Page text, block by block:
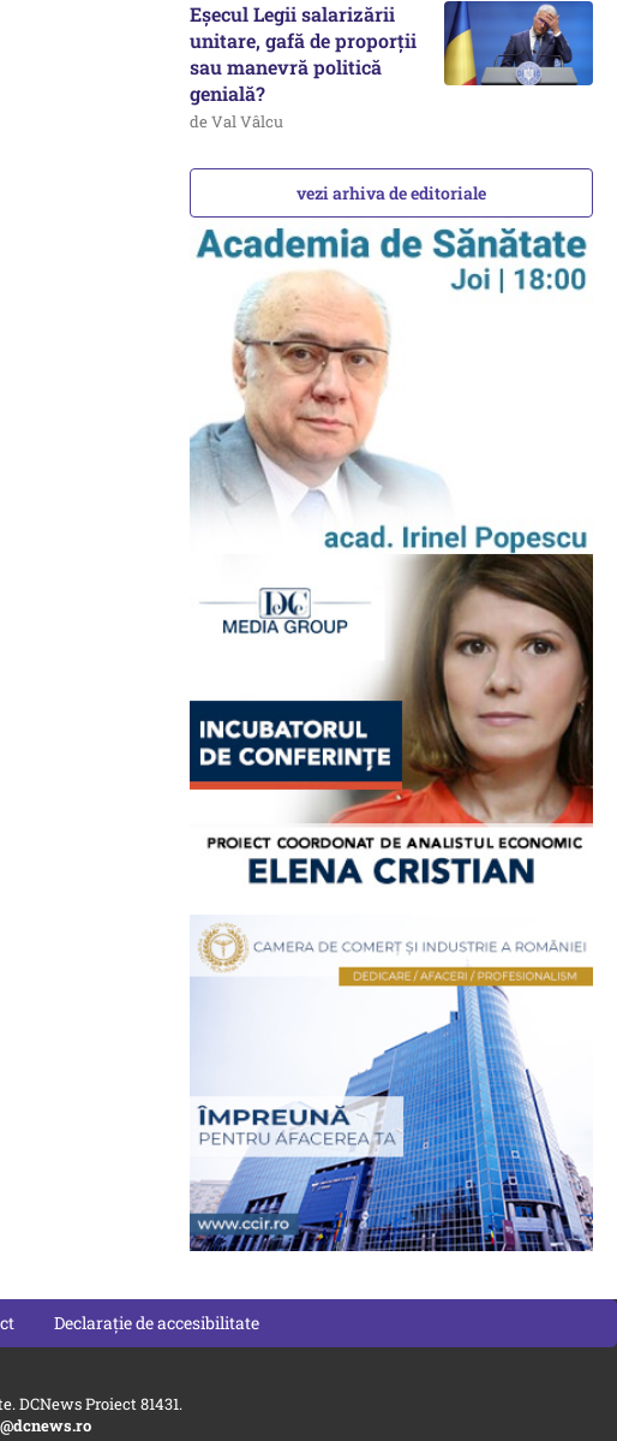
Eșecul Legii salarizării
unitare, gafă de proporții
sau manevră politică
genială?
de Val Vâlcu
vezi arhiva de editoriale
Declarație de accesibilitate
DCNews Proiect 81431.